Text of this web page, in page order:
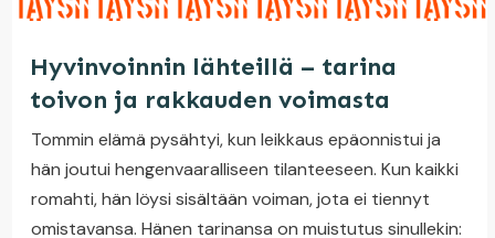
Hyvinvoinnin lähteillä – tarina
toivon ja rakkauden voimasta
Tommin elämä pysähtyi, kun leikkaus epäonnistui ja
hän joutui hengenvaaralliseen tilanteeseen. Kun kaikki
romahti, hän löysi sisältään voiman, jota ei tiennyt
omistavansa. Hänen tarinansa on muistutus sinullekin: